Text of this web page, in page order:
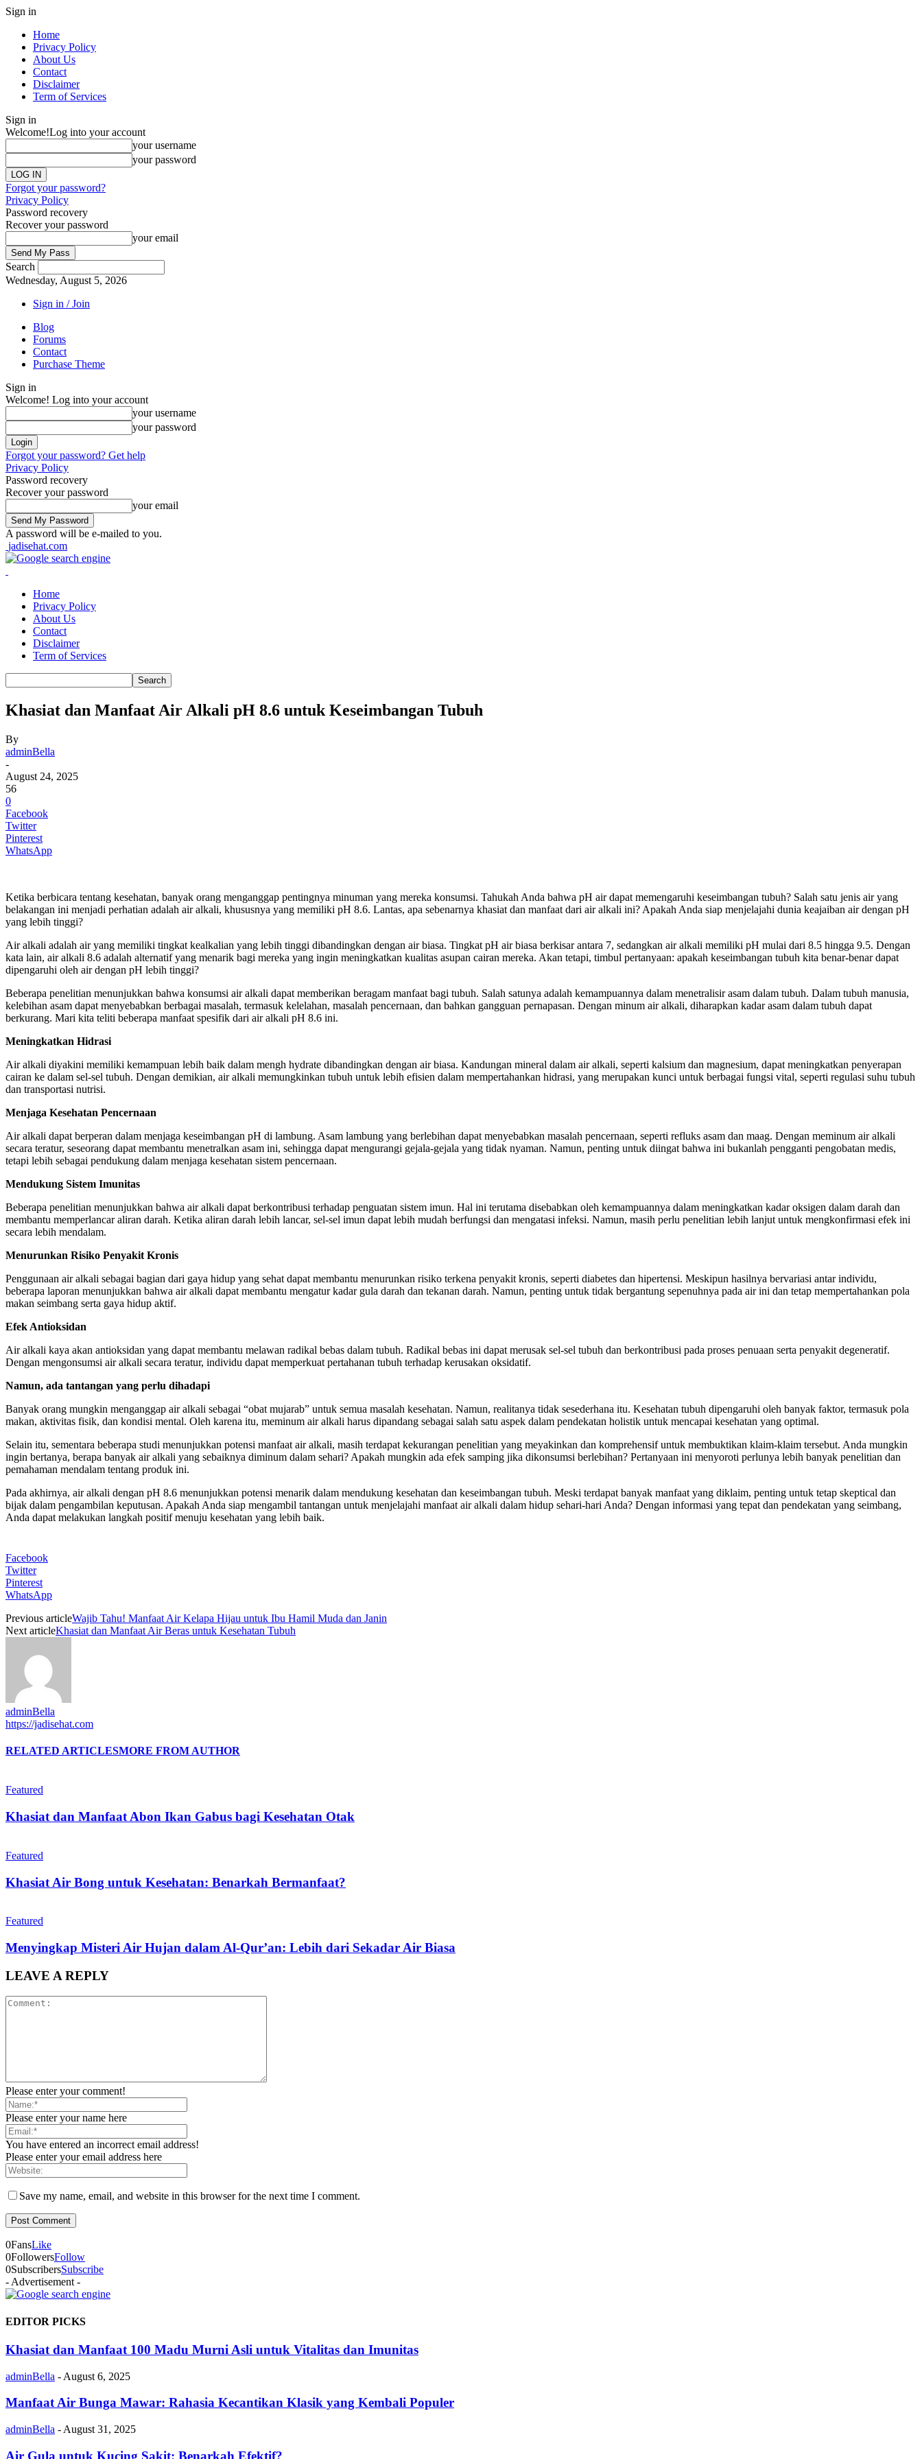
Sign in
Home
Privacy Policy
About Us
Contact
Disclaimer
Term of Services
Sign in
Welcome!Log into your account
your username
your password
Forgot your password?
Privacy Policy
Password recovery
Recover your password
your email
Search
Wednesday, August 5, 2026
Sign in / Join
Blog
Forums
Contact
Purchase Theme
Sign in
Welcome! Log into your account
your username
your password
Forgot your password? Get help
Privacy Policy
Password recovery
Recover your password
your email
A password will be e-mailed to you.
jadisehat.com
Home
Privacy Policy
About Us
Contact
Disclaimer
Term of Services
Khasiat dan Manfaat Air Alkali pH 8.6 untuk Keseimbangan Tubuh
By
adminBella
-
August 24, 2025
56
0
Facebook
Twitter
Pinterest
WhatsApp
Ketika berbicara tentang kesehatan, banyak orang menganggap pentingnya minuman yang mereka konsumsi. Tahukah Anda bahwa pH air dapat memengaruhi keseimbangan tubuh? Salah satu jenis air yang
belakangan ini menjadi perhatian adalah air alkali, khususnya yang memiliki pH 8.6. Lantas, apa sebenarnya khasiat dan manfaat dari air alkali ini? Apakah Anda siap menjelajahi dunia keajaiban air dengan pH
yang lebih tinggi?
Air alkali adalah air yang memiliki tingkat kealkalian yang lebih tinggi dibandingkan dengan air biasa. Tingkat pH air biasa berkisar antara 7, sedangkan air alkali memiliki pH mulai dari 8.5 hingga 9.5. Dengan
kata lain, air alkali 8.6 adalah alternatif yang menarik bagi mereka yang ingin meningkatkan kualitas asupan cairan mereka. Akan tetapi, timbul pertanyaan: apakah keseimbangan tubuh kita benar-benar dapat
dipengaruhi oleh air dengan pH lebih tinggi?
Beberapa penelitian menunjukkan bahwa konsumsi air alkali dapat memberikan beragam manfaat bagi tubuh. Salah satunya adalah kemampuannya dalam menetralisir asam dalam tubuh. Dalam tubuh manusia,
kelebihan asam dapat menyebabkan berbagai masalah, termasuk kelelahan, masalah pencernaan, dan bahkan gangguan pernapasan. Dengan minum air alkali, diharapkan kadar asam dalam tubuh dapat
berkurang. Mari kita teliti beberapa manfaat spesifik dari air alkali pH 8.6 ini.
Meningkatkan Hidrasi
Air alkali diyakini memiliki kemampuan lebih baik dalam mengh hydrate dibandingkan dengan air biasa. Kandungan mineral dalam air alkali, seperti kalsium dan magnesium, dapat meningkatkan penyerapan
cairan ke dalam sel-sel tubuh. Dengan demikian, air alkali memungkinkan tubuh untuk lebih efisien dalam mempertahankan hidrasi, yang merupakan kunci untuk berbagai fungsi vital, seperti regulasi suhu tubuh
dan transportasi nutrisi.
Menjaga Kesehatan Pencernaan
Air alkali dapat berperan dalam menjaga keseimbangan pH di lambung. Asam lambung yang berlebihan dapat menyebabkan masalah pencernaan, seperti refluks asam dan maag. Dengan meminum air alkali
secara teratur, seseorang dapat membantu menetralkan asam ini, sehingga dapat mengurangi gejala-gejala yang tidak nyaman. Namun, penting untuk diingat bahwa ini bukanlah pengganti pengobatan medis,
tetapi lebih sebagai pendukung dalam menjaga kesehatan sistem pencernaan.
Mendukung Sistem Imunitas
Beberapa penelitian menunjukkan bahwa air alkali dapat berkontribusi terhadap penguatan sistem imun. Hal ini terutama disebabkan oleh kemampuannya dalam meningkatkan kadar oksigen dalam darah dan
membantu memperlancar aliran darah. Ketika aliran darah lebih lancar, sel-sel imun dapat lebih mudah berfungsi dan mengatasi infeksi. Namun, masih perlu penelitian lebih lanjut untuk mengkonfirmasi efek ini
secara lebih mendalam.
Menurunkan Risiko Penyakit Kronis
Penggunaan air alkali sebagai bagian dari gaya hidup yang sehat dapat membantu menurunkan risiko terkena penyakit kronis, seperti diabetes dan hipertensi. Meskipun hasilnya bervariasi antar individu,
beberapa laporan menunjukkan bahwa air alkali dapat membantu mengatur kadar gula darah dan tekanan darah. Namun, penting untuk tidak bergantung sepenuhnya pada air ini dan tetap mempertahankan pola
makan seimbang serta gaya hidup aktif.
Efek Antioksidan
Air alkali kaya akan antioksidan yang dapat membantu melawan radikal bebas dalam tubuh. Radikal bebas ini dapat merusak sel-sel tubuh dan berkontribusi pada proses penuaan serta penyakit degeneratif.
Dengan mengonsumsi air alkali secara teratur, individu dapat memperkuat pertahanan tubuh terhadap kerusakan oksidatif.
Namun, ada tantangan yang perlu dihadapi
Banyak orang mungkin menganggap air alkali sebagai “obat mujarab” untuk semua masalah kesehatan. Namun, realitanya tidak sesederhana itu. Kesehatan tubuh dipengaruhi oleh banyak faktor, termasuk pola
makan, aktivitas fisik, dan kondisi mental. Oleh karena itu, meminum air alkali harus dipandang sebagai salah satu aspek dalam pendekatan holistik untuk mencapai kesehatan yang optimal.
Selain itu, sementara beberapa studi menunjukkan potensi manfaat air alkali, masih terdapat kekurangan penelitian yang meyakinkan dan komprehensif untuk membuktikan klaim-klaim tersebut. Anda mungkin
ingin bertanya, berapa banyak air alkali yang sebaiknya diminum dalam sehari? Apakah mungkin ada efek samping jika dikonsumsi berlebihan? Pertanyaan ini menyoroti perlunya lebih banyak penelitian dan
pemahaman mendalam tentang produk ini.
Pada akhirnya, air alkali dengan pH 8.6 menunjukkan potensi menarik dalam mendukung kesehatan dan keseimbangan tubuh. Meski terdapat banyak manfaat yang diklaim, penting untuk tetap skeptical dan
bijak dalam pengambilan keputusan. Apakah Anda siap mengambil tantangan untuk menjelajahi manfaat air alkali dalam hidup sehari-hari Anda? Dengan informasi yang tepat dan pendekatan yang seimbang,
Anda dapat melakukan langkah positif menuju kesehatan yang lebih baik.
Facebook
Twitter
Pinterest
WhatsApp
Previous articleWajib Tahu! Manfaat Air Kelapa Hijau untuk Ibu Hamil Muda dan Janin
Next articleKhasiat dan Manfaat Air Beras untuk Kesehatan Tubuh
adminBella
https://jadisehat.com
RELATED ARTICLESMORE FROM AUTHOR
Featured
Khasiat dan Manfaat Abon Ikan Gabus bagi Kesehatan Otak
Featured
Khasiat Air Bong untuk Kesehatan: Benarkah Bermanfaat?
Featured
Menyingkap Misteri Air Hujan dalam Al-Qur’an: Lebih dari Sekadar Air Biasa
LEAVE A REPLY
Please enter your comment!
Please enter your name here
You have entered an incorrect email address!
Please enter your email address here
Save my name, email, and website in this browser for the next time I comment.
0FansLike
0FollowersFollow
0SubscribersSubscribe
- Advertisement -
EDITOR PICKS
Khasiat dan Manfaat 100 Madu Murni Asli untuk Vitalitas dan Imunitas
adminBella - August 6, 2025
Manfaat Air Bunga Mawar: Rahasia Kecantikan Klasik yang Kembali Populer
adminBella - August 31, 2025
Air Gula untuk Kucing Sakit: Benarkah Efektif?